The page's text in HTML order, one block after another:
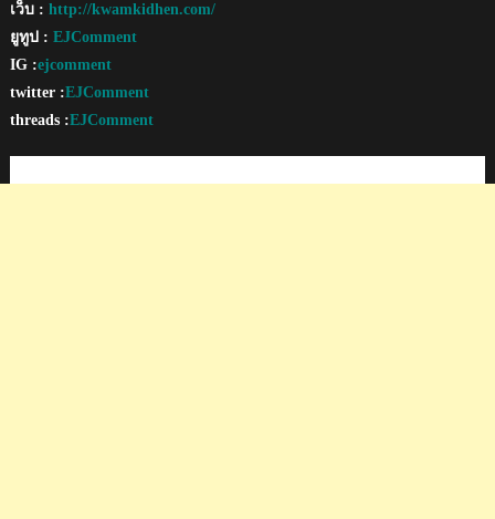
เว็บ : http://kwamkidhen.com/
ยูทูป : EJComment
IG :ejcomment
twitter :EJComment
threads :EJComment